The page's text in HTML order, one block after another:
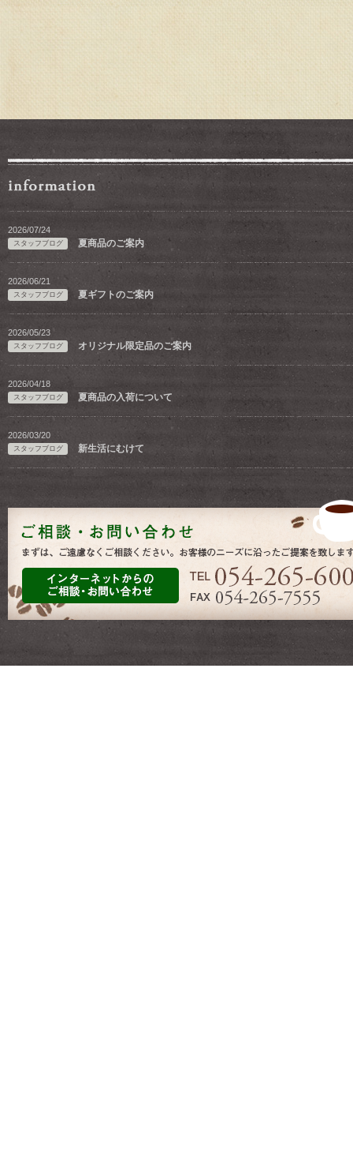
2026/07/24
スタッフブログ 夏商品のご案内
2026/06/21
スタッフブログ 夏ギフトのご案内
2026/05/23
スタッフブログ オリジナル限定品のご案内
2026/04/18
スタッフブログ 夏商品の入荷について
2026/03/20
スタッフブログ 新生活にむけて